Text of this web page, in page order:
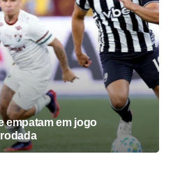
empatam em jogo